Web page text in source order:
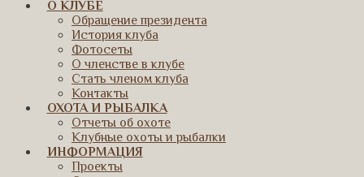
О КЛУБЕ
Обращение президента
История клуба
Фотосеты
О членстве в клубе
Стать членом клуба
Контакты
ОХОТА И РЫБАЛКА
Отчеты об охоте
Клубные охоты и рыбалки
ИНФОРМАЦИЯ
Проекты